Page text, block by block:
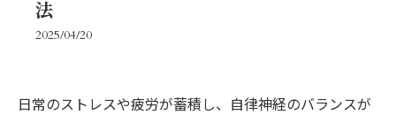
法
2025/04/20
日常のストレスや疲労が蓄積し、自律神経のバランスが